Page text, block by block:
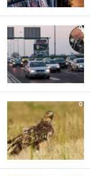
0
0